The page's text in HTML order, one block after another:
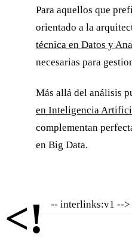
Para aquellos que
orientado a la
técnica en Datos y
necesarias para
Más allá del análisis
en Inteligencia
complementan
en Big Data.
<! -- interlinks:v1 -->